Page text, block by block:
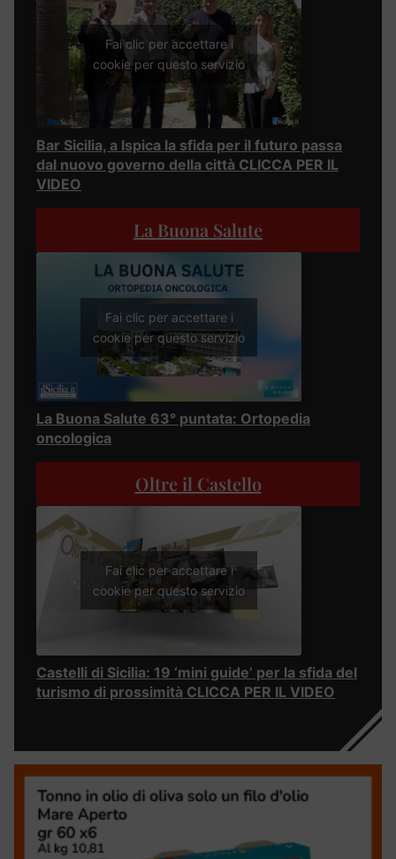
Fai clic per accettare i
cookie per questo servizio
Bar Sicilia, a Ispica la sfida per il futuro passa
dal nuovo governo della città CLICCA PER IL
VIDEO
La Buona Salute
Fai clic per accettare i
cookie per questo servizio
La Buona Salute 63° puntata: Ortopedia
oncologica
Oltre il Castello
Fai clic per accettare i
cookie per questo servizio
Castelli di Sicilia: 19 ‘mini guide’ per la sfida del
turismo di prossimità CLICCA PER IL VIDEO